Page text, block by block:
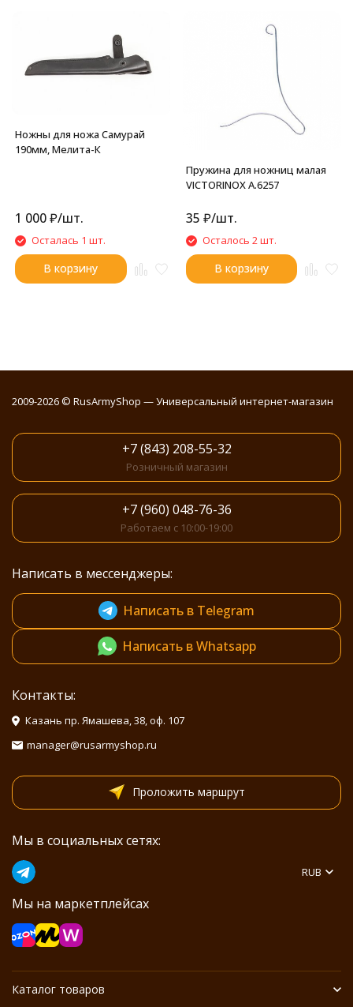
Ножны для ножа Самурай
190мм, Мелита-К
1 000₽/шт.
Осталась 1 шт.
В корзину
Пружина для ножниц малая
VICTORINOX A.6257
35 ₽/шт.
Осталось 2 шт.
В корзину
2009-2026 © RusArmyShop — Универсальный интернет-магазин
+7 (843) 208-55-32
Розничный магазин
+7 (960) 048-76-36
Работаем с 10:00-19:00
Написать в мессенджеры:
Написать в Telegram
Написать в Whatsapp
Контакты:
Казань пр. Ямашева, 38, оф. 107
manager@rusarmyshop.ru
Проложить маршрут
Мы в социальных сетях:
Мы на маркетплейсах
RUB
Каталог товаров